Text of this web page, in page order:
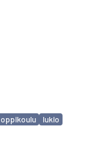
oppikoulu
lukio